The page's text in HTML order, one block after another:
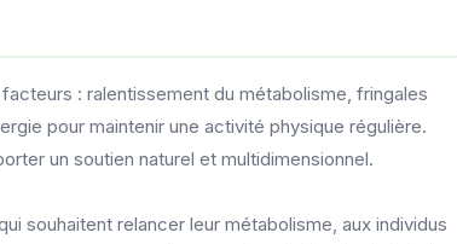
: ralentissement du métabolisme, fringales
pour maintenir une activité physique régulière.
un soutien naturel et multidimensionnel.
souhaitent relancer leur métabolisme, aux individus